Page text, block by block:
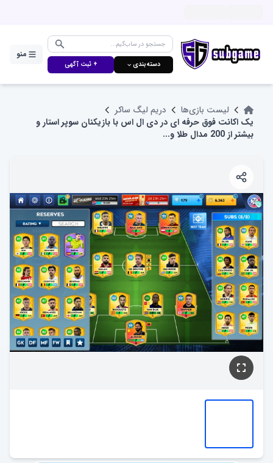
دسته‌بندی ⌵ + ثبت آگهی
منو
لیست بازی‌ها
دریم لیگ ساکر
یک اکانت فوق حرفه ای در دی ال اس با بازیکنان سوپر استار و
بیشتر از 200 مدال طلا و...